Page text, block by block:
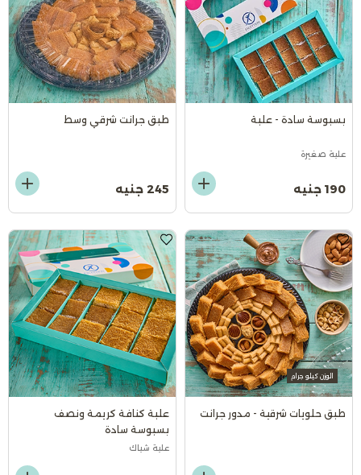
بسبوسة سادة - علبة
علبة صغيرة
190 جنيه
طبق جرانت شرقي وسط
245 جنيه
الوزن كيلو جرام
طبق حلويات شرقية - مدور جرانت
علبة كنافة كريمة ونصف
بسبوسة سادة
علبة شباك